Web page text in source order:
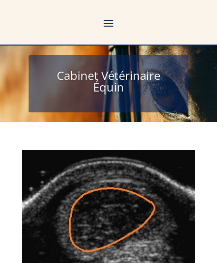
Cabinet Vétérinaire
Équin